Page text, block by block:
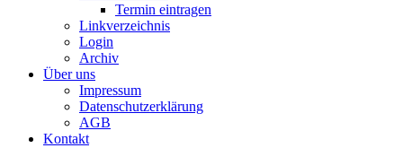
Termin eintragen
Linkverzeichnis
Login
Archiv
Über uns
Impressum
Datenschutzerklärung
AGB
Kontakt